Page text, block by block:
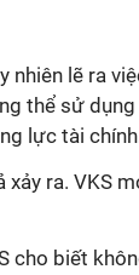
nhiên lẽ ra
thể sử
lực tài
ra. VKS
cho biết